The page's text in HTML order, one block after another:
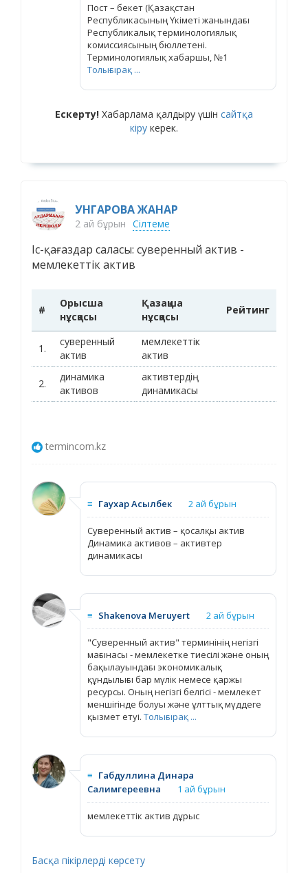
Пост – бекет (Қазақстан
Республикасының Үкіметі жанындағы
Республикалық терминологиялық
комиссиясының бюллетені.
Терминологиялық хабаршы, №1
Толығырақ ...
Ескерту! Хабарлама қалдыру үшін сайтқа
кіру керек.
УНГАРОВА ЖАНАР
2 ай бұрын Сілтеме
Іс-қағаздар саласы: суверенный актив -
мемлекеттік актив
#
Орысша
нұсқасы
Қазақша
нұсқасы
Рейтинг
1.
суверенный
актив
мемлекеттік
актив
2.
динамика
активов
активтердің
динамикасы
termincom.kz
≡ Гаухар Асылбек 2 ай бұрын
Суверенный актив – қосалқы актив
Динамика активов – активтер
динамикасы
≡ Shakenova Meruyert 2 ай бұрын
"Суверенный актив" терминінің негізгі
мағынасы - мемлекетке тиесілі және оның
бақылауындағы экономикалық
құндылығы бар мүлік немесе қаржы
ресурсы. Оның негізгі белгісі - мемлекет
меншігінде болуы және ұлттық мүддеге
қызмет етуі. Толығырақ ...
≡ Габдуллина Динара
Салимгереевна
1 ай бұрын
мемлекеттік актив дұрыс
Басқа пікірлерді көрсету